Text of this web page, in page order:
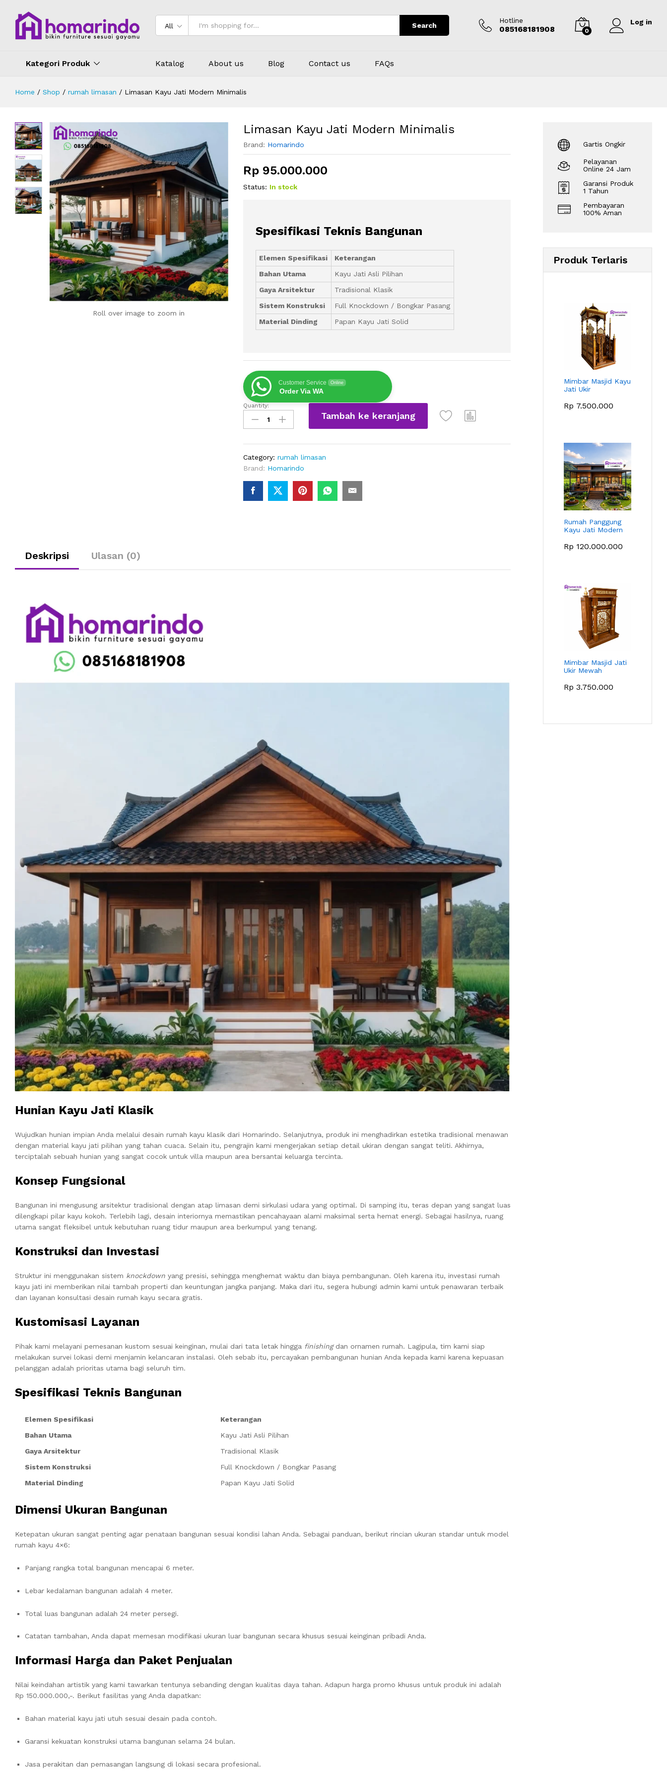
All Search
Hotline
085168181908 0
Log in
Kategori Produk Katalog About us Blog Contact us FAQs
Home / Shop / rumah limasan / Limasan Kayu Jati Modern Minimalis
Roll over image to zoom in
Limasan Kayu Jati Modern Minimalis
Brand: Homarindo
Rp95.000.000
Status: In stock
Spesifikasi Teknis Bangunan
Elemen Spesifikasi
Keterangan
Bahan Utama
Kayu Jati Asli Pilihan
Gaya Arsitektur
Tradisional Klasik
Sistem Konstruksi
Full Knockdown / Bongkar Pasang
Material Dinding
Papan Kayu Jati Solid
Customer Service Online
Order Via WA
Limasan
Kayu
Jati
quantity
Quantity:
Tambah ke keranjang
Category: rumah limasan
Brand: Homarindo
Deskripsi Ulasan (0)
Hunian Kayu Jati Klasik
Wujudkan hunian impian Anda melalui desain rumah kayu klasik dari Homarindo. Selanjutnya, produk ini menghadirkan estetika tradisional menawan
dengan material kayu jati pilihan yang tahan cuaca. Selain itu, pengrajin kami mengerjakan setiap detail ukiran dengan sangat teliti. Akhirnya,
terciptalah sebuah hunian yang sangat cocok untuk villa maupun area bersantai keluarga tercinta.
Konsep Fungsional
Bangunan ini mengusung arsitektur tradisional dengan atap limasan demi sirkulasi udara yang optimal. Di samping itu, teras depan yang sangat luas
dilengkapi pilar kayu kokoh. Terlebih lagi, desain interiornya memastikan pencahayaan alami maksimal serta hemat energi. Sebagai hasilnya, ruang
utama sangat fleksibel untuk kebutuhan ruang tidur maupun area berkumpul yang tenang.
Konstruksi dan Investasi
Struktur ini menggunakan sistem knockdown yang presisi, sehingga menghemat waktu dan biaya pembangunan. Oleh karena itu, investasi rumah
kayu jati ini memberikan nilai tambah properti dan keuntungan jangka panjang. Maka dari itu, segera hubungi admin kami untuk penawaran terbaik
dan layanan konsultasi desain rumah kayu secara gratis.
Kustomisasi Layanan
Pihak kami melayani pemesanan kustom sesuai keinginan, mulai dari tata letak hingga finishingdan ornamen rumah. Lagipula, tim kami siap
melakukan survei lokasi demi menjamin kelancaran instalasi. Oleh sebab itu, percayakan pembangunan hunian Anda kepada kami karena kepuasan
pelanggan adalah prioritas utama bagi seluruh tim.
Spesifikasi Teknis Bangunan
Elemen Spesifikasi
Keterangan
Bahan Utama
Kayu Jati Asli Pilihan
Gaya Arsitektur
Tradisional Klasik
Sistem Konstruksi
Full Knockdown / Bongkar Pasang
Material Dinding
Papan Kayu Jati Solid
Dimensi Ukuran Bangunan
Ketepatan ukuran sangat penting agar penataan bangunan sesuai kondisi lahan Anda. Sebagai panduan, berikut rincian ukuran standar untuk model
rumah kayu 4×6:
Panjang rangka total bangunan mencapai 6 meter.
Lebar kedalaman bangunan adalah 4 meter.
Total luas bangunan adalah 24 meter persegi.
Catatan tambahan, Anda dapat memesan modifikasi ukuran luar bangunan secara khusus sesuai keinginan pribadi Anda.
Informasi Harga dan Paket Penjualan
Nilai keindahan artistik yang kami tawarkan tentunya sebanding dengan kualitas daya tahan. Adapun harga promo khusus untuk produk ini adalah
Rp 150.000.000,-. Berikut fasilitas yang Anda dapatkan:
Bahan material kayu jati utuh sesuai desain pada contoh.
Garansi kekuatan konstruksi utama bangunan selama 24 bulan.
Jasa perakitan dan pemasangan langsung di lokasi secara profesional.
Gartis Ongkir
Pelayanan
Online 24 Jam
Garansi Produk
1 Tahun
Pembayaran
100% Aman
Produk Terlaris
Mimbar Masjid Kayu
Jati Ukir
Rp 7.500.000
Rumah Panggung
Kayu Jati Modern
Rp 120.000.000
Mimbar Masjid Jati
Ukir Mewah
Rp 3.750.000